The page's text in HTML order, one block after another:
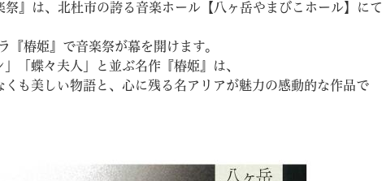
』は、北杜市の誇る音楽ホール【八ヶ岳やまびこホール】にて
椿姫』で音楽祭が幕を開けます。
「蝶々夫人」と並ぶ名作『椿姫』は、
も美しい物語と、心に残る名アリアが魅力の感動的な作品で